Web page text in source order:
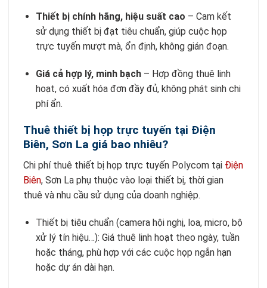
Thiết bị chính hãng, hiệu suất cao – Cam kết
sử dụng thiết bị đạt tiêu chuẩn, giúp cuộc họp
trực tuyến mượt mà, ổn định, không gián đoạn.
Giá cả hợp lý, minh bạch– Hợp đồng thuê linh
hoạt, có xuất hóa đơn đầy đủ, không phát sinh chi
phí ẩn.
Thuê thiết bị họp trực tuyến tại Điện
Biên, Sơn La giá bao nhiêu?
Chi phí thuê thiết bị họp trực tuyến Polycom tại Điện
Biên, Sơn La phụ thuộc vào loại thiết bị, thời gian
thuê và nhu cầu sử dụng của doanh nghiệp.
Thiết bị tiêu chuẩn (camera hội nghị, loa, micro, bộ
xử lý tín hiệu…): Giá thuê linh hoạt theo ngày, tuần
hoặc tháng, phù hợp với các cuộc họp ngắn hạn
hoặc dự án dài hạn.